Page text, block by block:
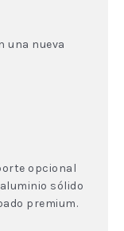
una nueva
opcional
sólido
premium.